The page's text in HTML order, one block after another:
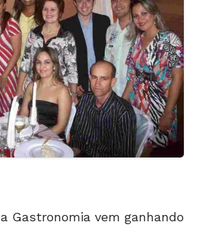
Gastronomia vem ganhando